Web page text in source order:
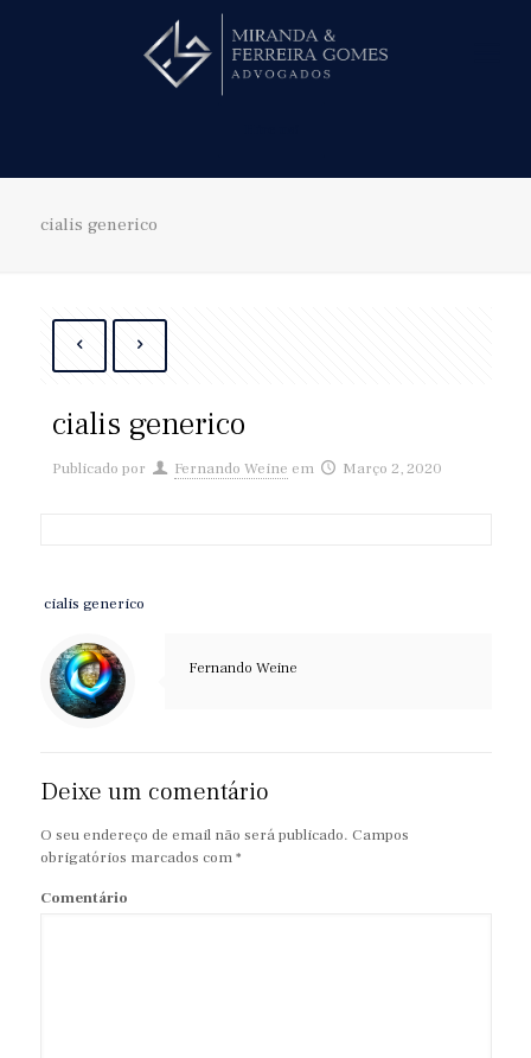
cialis generico
cialis generico
Publicado por Fernando Weine em Março 2, 2020
cialis generico
Fernando Weine
Deixe um comentário
O seu endereço de email não será publicado. Campos
obrigatórios marcados com*
Comentário